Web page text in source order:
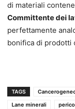
di materiali
Committente dei
perfettamente
bonifica di prodotti
TAGS
Lane minerali